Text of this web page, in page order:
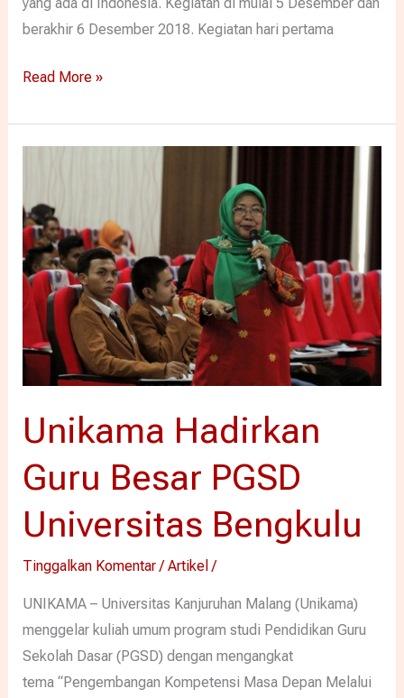
berakhir 6 Desember 2018. Kegiatan hari pertama
Read More »
Unikama Hadirkan
Guru Besar PGSD
Universitas Bengkulu
Tinggalkan Komentar /Artikel /
UNIKAMA – Universitas Kanjuruhan Malang (Unikama)
menggelar kuliah umum program studi Pendidikan Guru
Sekolah Dasar (PGSD) dengan mengangkat
tema “Pengembangan Kompetensi Masa Depan Melalui
Guru
Besar
PGSD
Universitas
Bengkulu